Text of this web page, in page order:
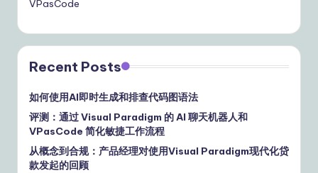
VPasCode
Recent Posts
如何使用AI即时生成和排查代码图语法
评测：通过 Visual Paradigm 的 AI 聊天机器人和
VPasCode 简化敏捷工作流程
从概念到合规：产品经理对使用Visual Paradigm现代化贷
款发起的回顾